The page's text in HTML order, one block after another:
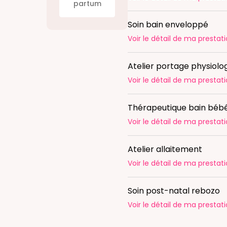
partum
Soin bain enveloppé
Voir le détail de ma
Atelier portage
Voir le détail de ma
Thérapeutique bain
Voir le détail de ma
Atelier allaitement
Voir le détail de ma
Soin post-natal rebozo
Voir le détail de ma